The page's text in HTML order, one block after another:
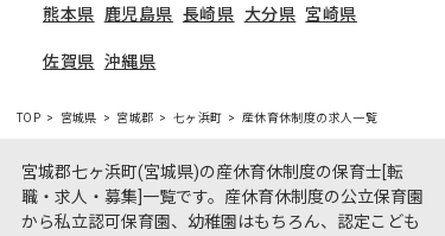
熊本県 鹿児島県 長崎県 大分県 宮崎県
佐賀県 沖縄県
TOP 宮城県 宮城郡 七ヶ浜町 産休育休制度の求人一覧
宮城郡七ヶ浜町(宮城県)の産休育休制度の保育士[転
職・求人・募集]一覧です。産休育休制度の公立保育園
から私立認可保育園、幼稚園はもちろん、認定こども